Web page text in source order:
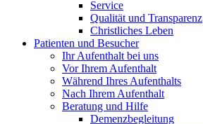
Service
Qualität und Transparenz
Christliches Leben
Patienten und Besucher
Ihr Aufenthalt bei uns
Vor Ihrem Aufenthalt
Während Ihres Aufenthalts
Nach Ihrem Aufenthalt
Beratung und Hilfe
Demenzbegleitung